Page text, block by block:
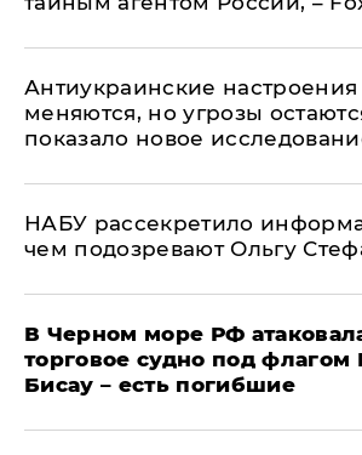
Антиукраинские
меняются, но угрозы
показало новое
НАБУ рассекретило
чем подозревают Ольгу
В Черном море РФ
торговое судно под флагом
Бисау – есть погибшие